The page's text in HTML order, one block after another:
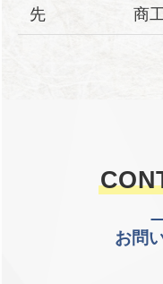
先
商
お問